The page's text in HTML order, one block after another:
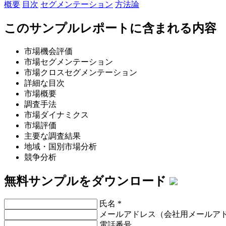
概要 目次 セグメンテーション 方法論
このサンプルレポートに含まれる内容
市場機会評価
市場セグメンテーション
市場クロスセグメンテーション
詳細な目次
市場概要
調査手法
市場ダイナミクス
市場評価
主要な調査結果
地域・国別市場分析
競争分析
無料サンプルをダウンロード
氏名 *
メールアドレス（会社用メールア